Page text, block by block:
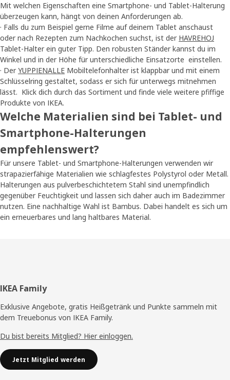
Mit welchen Eigenschaften eine Smartphone- und Tablet-Halterung
überzeugen kann, hängt von deinen Anforderungen ab.
· Falls du zum Beispiel gerne Filme auf deinem Tablet anschaust
oder nach Rezepten zum Nachkochen suchst, ist der HAVREHOJ
Tablet-Halter ein guter Tipp. Den robusten Ständer kannst du im
Winkel und in der Höhe für unterschiedliche Einsatzorte einstellen.
· Der YUPPIENALLE Mobiltelefonhalter ist klappbar und mit einem
Schlüsselring gestaltet, sodass er sich für unterwegs mitnehmen
lässt. Klick dich durch das Sortiment und finde viele weitere pfiffige
Produkte von IKEA.
Welche Materialien sind bei Tablet- und
Smartphone-Halterungen
empfehlenswert?
Für unsere Tablet- und Smartphone-Halterungen verwenden wir
strapazierfähige Materialien wie schlagfestes Polystyrol oder Metall.
Halterungen aus pulverbeschichtetem Stahl sind unempfindlich
gegenüber Feuchtigkeit und lassen sich daher auch im Badezimmer
nutzen. Eine nachhaltige Wahl ist Bambus. Dabei handelt es sich um
ein erneuerbares und lang haltbares Material.
Fußzeile
IKEA Family
Exklusive Angebote, gratis Heißgetränk und Punkte sammeln mit
dem Treuebonus von IKEA Family.
Du bist bereits Mitglied? Hier einloggen.
Jetzt Mitglied werden